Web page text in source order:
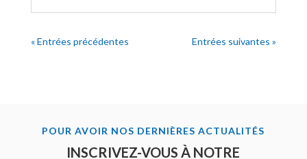
« Entrées précédentes Entrées suivantes »
POUR AVOIR NOS DERNIÈRES ACTUALITÉS
INSCRIVEZ-VOUS À NOTRE